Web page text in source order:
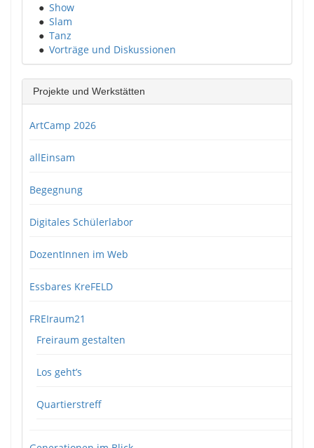
● Show
● Slam
● Tanz
● Vorträge und Diskussionen
Projekte und Werkstätten
ArtCamp 2026
allEinsam
Begegnung
Digitales Schülerlabor
DozentInnen im Web
Essbares KreFELD
FREIraum21
Freiraum gestalten
Los geht’s
Quartierstreff